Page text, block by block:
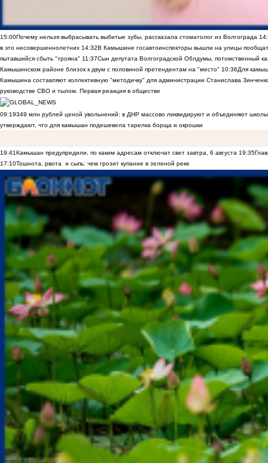
15:00Почему нельзя выбрасывать выбитые зубы, рассказала стоматолог из Волгограда
в это несовершеннолетних 14:32В Камышине госавтоинспекторы вышли на улицы
пытавшийся сбыть "трояна" 11:37Сын депутата Волгоградской Облдумы, потомственный
Камышинском районе близок к двум с половиной претендентам на "место" 10:36Для
Камышина составляют коллективную "методичку" для администрации Станислава
руководстве СВО и тылом. Первая реакция в обществе
09:19349 млн рублей ценой увольнений: в ДНР массово ликвидируют и объединяют
утверждают, что для камышан подешевела тарелка борща и окрошки
19:41Камышан предупредили, по каким адресам отключат свет завтра, 6 августа 19:35
17:10Тошнота, рвота и сыпь: чем грозит купание в зеленой реке